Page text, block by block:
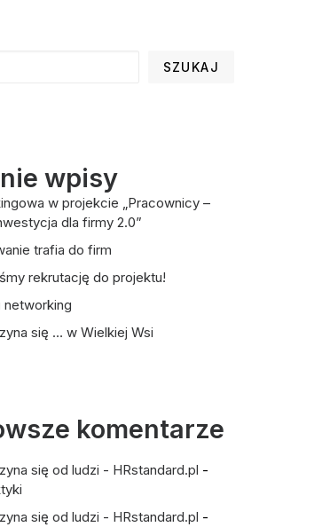
SZUKAJ
wpisy
w projekcie „Pracownicy –
dla firmy 2.0”
trafia do firm
rekrutację do projektu!
networking
się … w Wielkiej Wsi
komentarze
się od ludzi - HRstandard.pl -
się od ludzi - HRstandard.pl -